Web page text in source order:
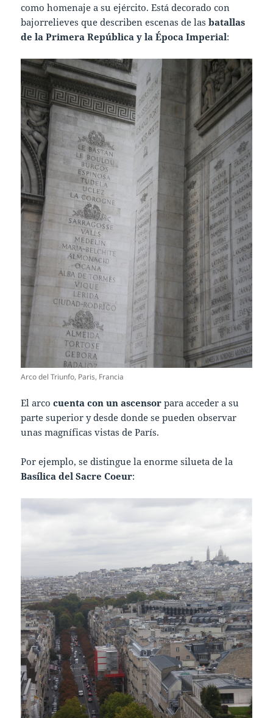
como homenaje a su ejército. Está decorado con
bajorrelieves que describen escenas de lasbatallas
de la Primera República y la Época Imperial:
Arco del Triunfo, Paris, Francia
El arcocuenta con un ascensor para acceder a su
parte superior y desde donde se pueden observar
unas magníficas vistas de París.
Por ejemplo, se distingue la enorme silueta de la
Basílica del Sacre Coeur: